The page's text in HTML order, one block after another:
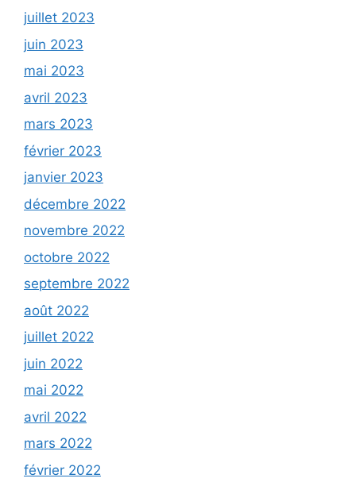
juillet 2023
juin 2023
mai 2023
avril 2023
mars 2023
février 2023
janvier 2023
décembre 2022
novembre 2022
octobre 2022
septembre 2022
août 2022
juillet 2022
juin 2022
mai 2022
avril 2022
mars 2022
février 2022